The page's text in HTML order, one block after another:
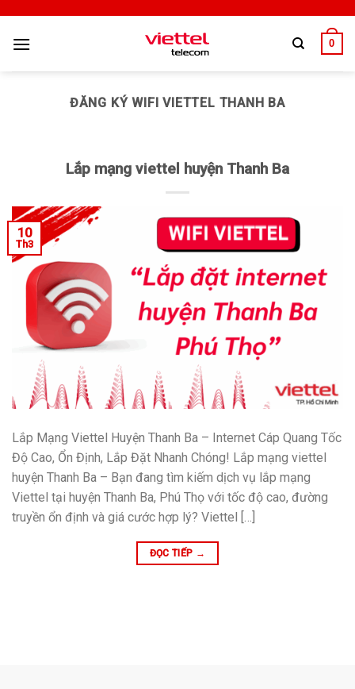
0
ĐĂNG KÝ WIFI VIETTEL THANH BA
Lắp mạng viettel huyện Thanh Ba
10
Th3
Lắp Mạng Viettel Huyện Thanh Ba – Internet Cáp Quang Tốc
Độ Cao, Ổn Định, Lắp Đặt Nhanh Chóng! Lắp mạng viettel
huyện Thanh Ba – Bạn đang tìm kiếm dịch vụ lắp mạng
Viettel tại huyện Thanh Ba, Phú Thọ với tốc độ cao, đường
truyền ổn định và giá cước hợp lý? Viettel […]
ĐỌC TIẾP →